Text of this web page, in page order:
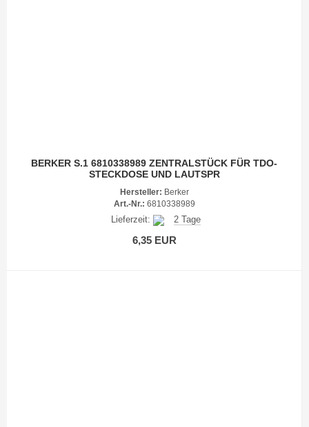
BERKER S.1 6810338989 ZENTRALSTÜCK FÜR TDO-
STECKDOSE UND LAUTSPR
Hersteller: Berker
Art.-Nr.: 6810338989
Lieferzeit: 2 Tage
6,35 EUR